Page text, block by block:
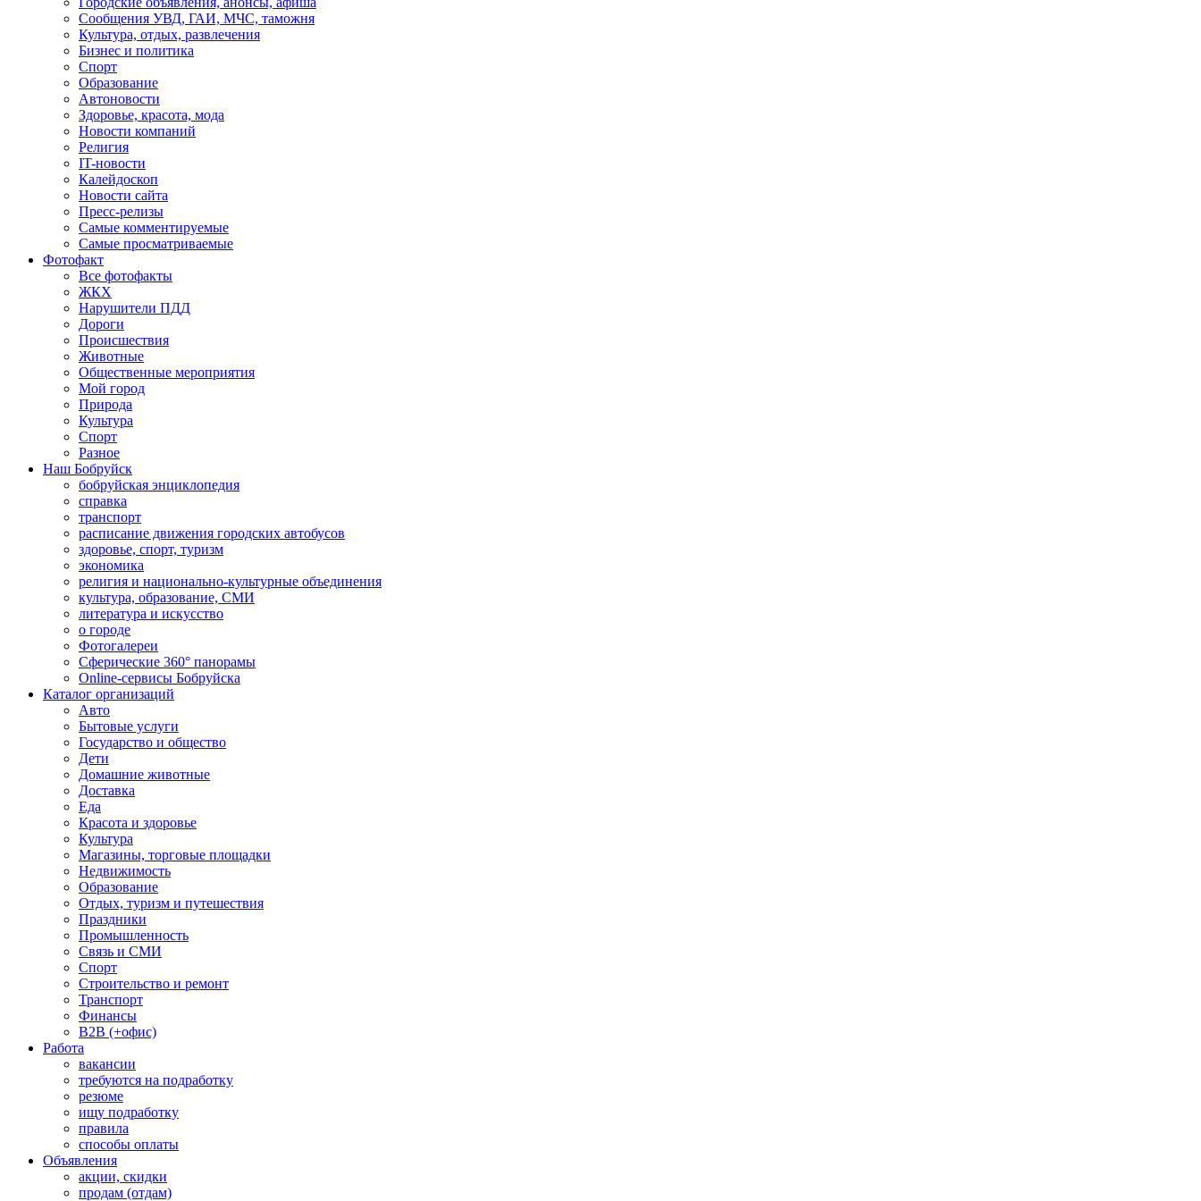
Сообщения УВД, ГАИ, МЧС, таможня
Культура, отдых, развлечения
Бизнес и политика
Спорт
Образование
Автоновости
Здоровье, красота, мода
Новости компаний
Религия
IT-новости
Калейдоскоп
Новости сайта
Пресс-релизы
Самые комментируемые
Самые просматриваемые
Фотофакт
Все фотофакты
ЖКХ
Нарушители ПДД
Дороги
Происшествия
Животные
Общественные мероприятия
Мой город
Природа
Культура
Спорт
Разное
Наш Бобруйск
бобруйская энциклопедия
справка
транспорт
расписание движения городских автобусов
здоровье, спорт, туризм
экономика
религия и национально-культурные объединения
культура, образование, СМИ
литература и искусство
о городе
Фотогалереи
Сферические 360° панорамы
Online-сервисы Бобруйска
Каталог организаций
Авто
Бытовые услуги
Государство и общество
Дети
Домашние животные
Доставка
Еда
Красота и здоровье
Культура
Магазины, торговые площадки
Недвижимость
Образование
Отдых, туризм и путешествия
Праздники
Промышленность
Связь и СМИ
Спорт
Строительство и ремонт
Транспорт
Финансы
B2B (+офис)
Работа
вакансии
требуются на подработку
резюме
ищу подработку
правила
способы оплаты
Объявления
акции, скидки
продам (отдам)